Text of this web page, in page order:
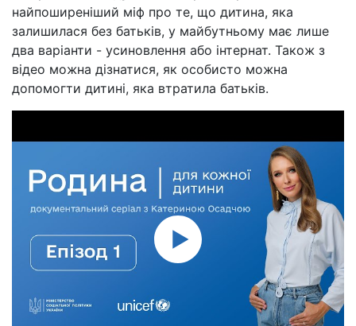
найпоширеніший міф про те, що дитина, яка
залишилася без батьків, у майбутньому має лише
два варіанти - усиновлення або інтернат. Також з
відео можна дізнатися, як особисто можна
допомогти дитині, яка втратила батьків.